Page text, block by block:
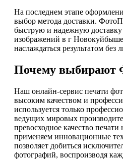
На последнем этапе
выбор метода доставки.
быструю и надежную
изображений в г
наслаждаться результатом без
Почему выбирают
Наш онлайн-сервис печати
высоким качеством и
используется только
ведущих мировых
превосходное качество
применяем инновационные
позволяет добиться
фотографий, воспроизводя